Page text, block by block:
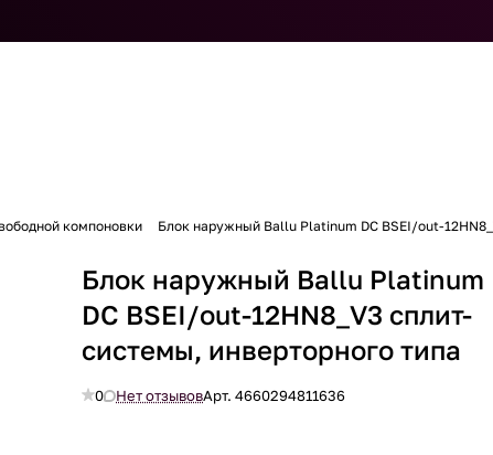
компоновки Блок наружный Ballu Platinum DC BSEI/out-
Блок наружный Ballu Platinum
DC BSEI/out-12HN8_V3 сплит-
системы, инверторного типа
0 Нет отзывовАрт.4660294811636